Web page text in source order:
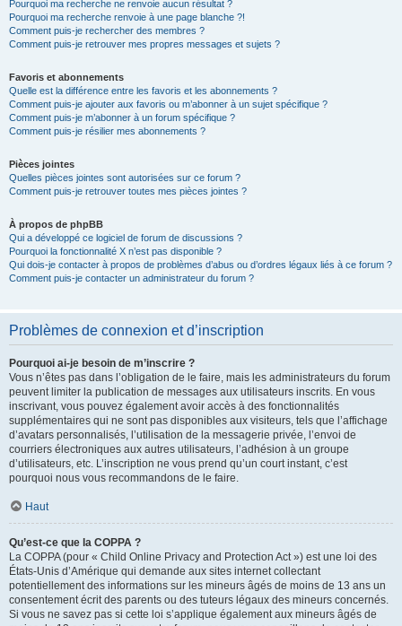
Pourquoi ma recherche ne renvoie aucun résultat ?
Pourquoi ma recherche renvoie à une page blanche ?!
Comment puis-je rechercher des membres ?
Comment puis-je retrouver mes propres messages et sujets ?
Favoris et abonnements
Quelle est la différence entre les favoris et les abonnements ?
Comment puis-je ajouter aux favoris ou m’abonner à un sujet spécifique ?
Comment puis-je m’abonner à un forum spécifique ?
Comment puis-je résilier mes abonnements ?
Pièces jointes
Quelles pièces jointes sont autorisées sur ce forum ?
Comment puis-je retrouver toutes mes pièces jointes ?
À propos de phpBB
Qui a développé ce logiciel de forum de discussions ?
Pourquoi la fonctionnalité X n’est pas disponible ?
Qui dois-je contacter à propos de problèmes d’abus ou d’ordres légaux liés à ce forum ?
Comment puis-je contacter un administrateur du forum ?
Problèmes de connexion et d’inscription
Pourquoi ai-je besoin de m’inscrire ?
Vous n’êtes pas dans l’obligation de le faire, mais les administrateurs du forum
peuvent limiter la publication de messages aux utilisateurs inscrits. En vous
inscrivant, vous pouvez également avoir accès à des fonctionnalités
supplémentaires qui ne sont pas disponibles aux visiteurs, tels que l’affichage
d’avatars personnalisés, l’utilisation de la messagerie privée, l’envoi de
courriers électroniques aux autres utilisateurs, l’adhésion à un groupe
d’utilisateurs, etc. L’inscription ne vous prend qu’un court instant, c’est
pourquoi nous vous recommandons de le faire.
Haut
Qu’est-ce que la COPPA ?
La COPPA (pour « Child Online Privacy and Protection Act ») est une loi des
États-Unis d’Amérique qui demande aux sites internet collectant
potentiellement des informations sur les mineurs âgés de moins de 13 ans un
consentement écrit des parents ou des tuteurs légaux des mineurs concernés.
Si vous ne savez pas si cette loi s’applique également aux mineurs âgés de